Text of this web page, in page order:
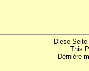
Diese
This
Dernière